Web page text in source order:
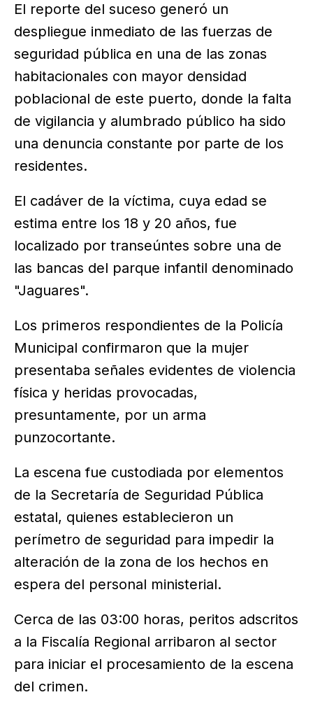
El reporte del suceso generó un
despliegue inmediato de las fuerzas de
seguridad pública en una de las zonas
habitacionales con mayor densidad
poblacional de este puerto, donde la falta
de vigilancia y alumbrado público ha sido
una denuncia constante por parte de los
residentes.
El cadáver de la víctima, cuya edad se
estima entre los 18 y 20 años, fue
localizado por transeúntes sobre una de
las bancas del parque infantil denominado
"Jaguares".
Los primeros respondientes de la Policía
Municipal confirmaron que la mujer
presentaba señales evidentes de violencia
física y heridas provocadas,
presuntamente, por un arma
punzocortante.
La escena fue custodiada por elementos
de la Secretaría de Seguridad Pública
estatal, quienes establecieron un
perímetro de seguridad para impedir la
alteración de la zona de los hechos en
espera del personal ministerial.
Cerca de las 03:00 horas, peritos adscritos
a la Fiscalía Regional arribaron al sector
para iniciar el procesamiento de la escena
del crimen.